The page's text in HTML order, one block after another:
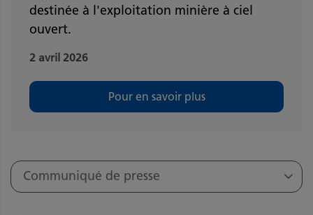
destinée à l'exploitation minière à ciel
ouvert.
2 avril 2026
Pour en savoir plus
Communiqué de presse